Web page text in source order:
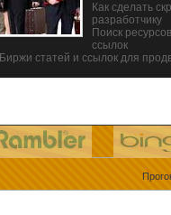
Как сделать
разработчику
Поиск
ссылок
Биржи статей и ссылок для